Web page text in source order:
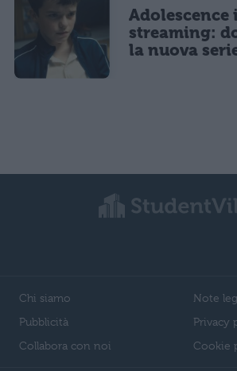
Adolescence
streaming:
la nuova
Chi siamo
Pubblicità
Collabora con noi
Note
Privacy
Cookie